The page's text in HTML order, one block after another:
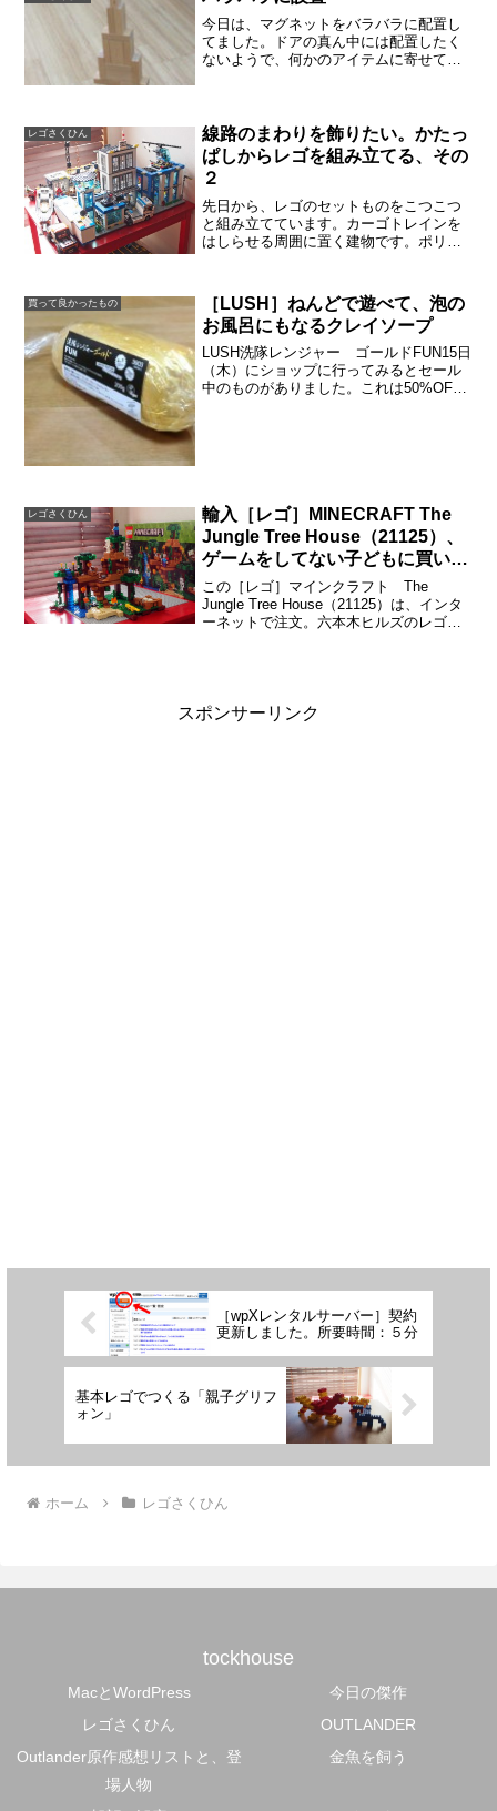
今日は、マグネットをバラバラに配置し
てました。ドアの真ん中には配置したく
ないようで、何かのアイテムに寄せてい
を思い返しますが、思い当...
レゴさくひん
線路のまわりを飾りたい。かたっ
ぱしからレゴを組み立てる、その
２
先日から、レゴのセットものをこつこつ
と組み立てています。カーゴトレインを
はしらせる周囲に置く建物です。ポリス
ルの上がもう街になった気分。沼地のポ
リスステーションは、水辺...
買って良かったもの
［LUSH］ねんどで遊べて、泡の
お風呂にもなるクレイソープ
LUSH洗隊レンジャー ゴールドFUN15日
（木）にショップに行ってみるとセール
中のものがありました。これは50%OFF
レゴさくひん
輸入［レゴ］MINECRAFT The
Jungle Tree House（21125）、
ゲームをしてない子どもに買いま
した
この［レゴ］マインクラフト The
Jungle Tree House（21125）は、インタ
ーネットで注文。六本木ヒルズのレゴス
スポンサーリンク
［wpXレンタルサーバー］契約
更新しました。所要時間：５分
基本レゴでつくる「親子グリフ
ォン」
ホーム レゴさくひん
tockhouse
MacとWordPress
今日の傑作
レゴさくひん
OUTLANDER
Outlander原作感想リストと、登
場人物
金魚を飼う